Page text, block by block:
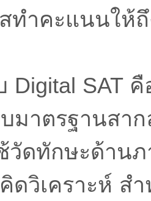
ทำคะแนนให้
SAT คื
มาตรฐานสา
วัดทักษะด้าน
วิเคราะห์ ส